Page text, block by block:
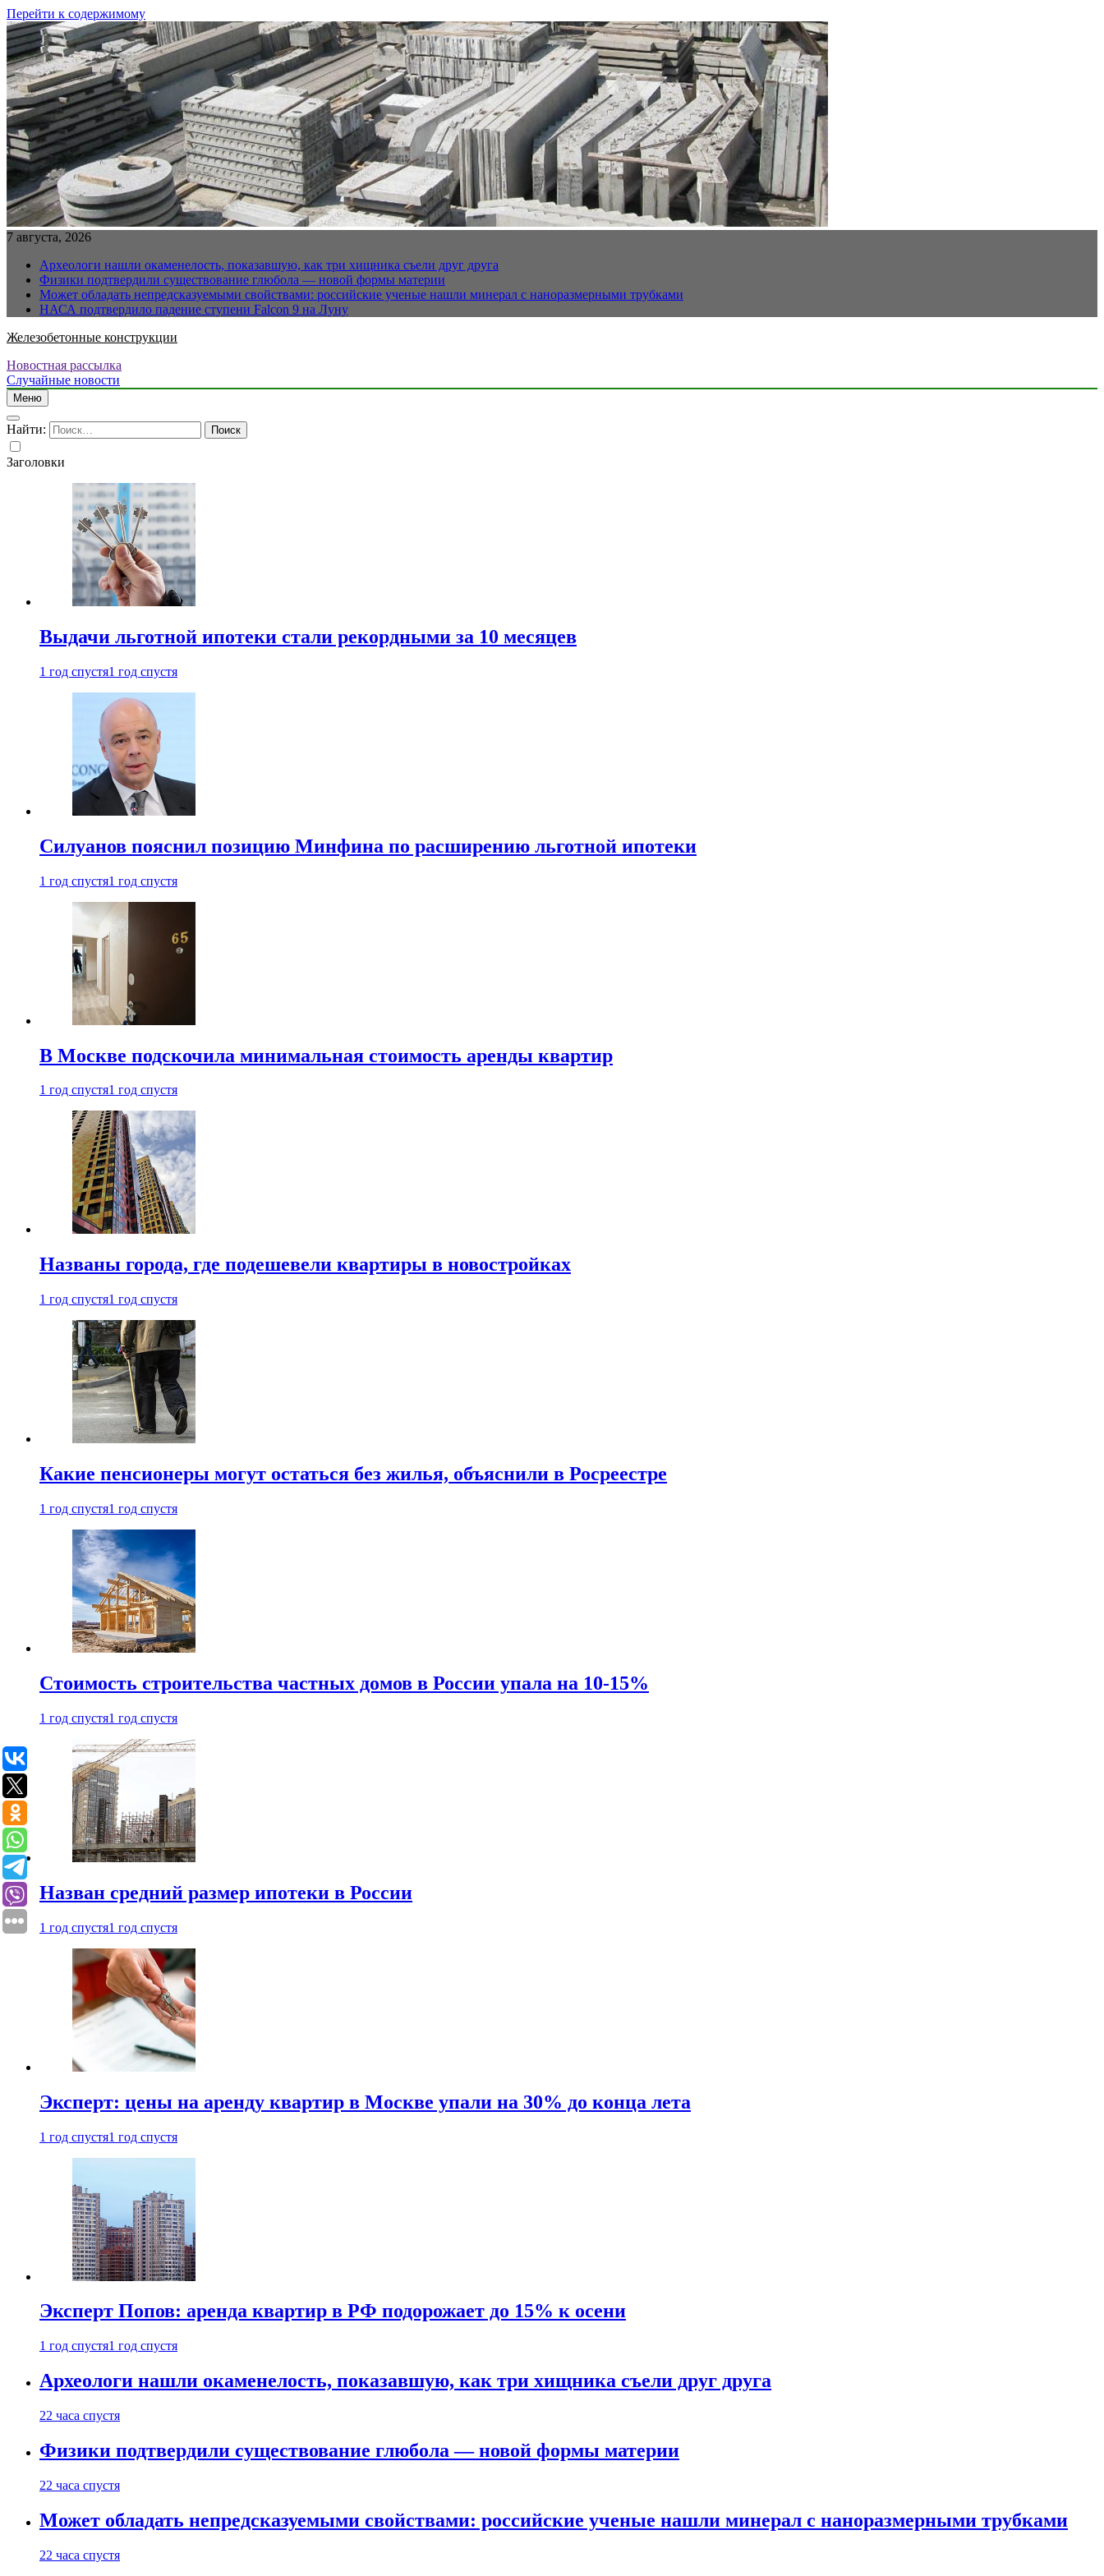
Перейти к содержимому
7 августа, 2026
Археологи нашли окаменелость, показавшую, как три хищника съели друг друга
Физики подтвердили существование глюбола — новой формы материи
Может обладать непредсказуемыми свойствами: российские ученые нашли минерал с наноразмерными трубками
НАСА подтвердило падение ступени Falcon 9 на Луну
Железобетонные конструкции
Новостная рассылка
Случайные новости
Меню
Найти:
Заголовки
Выдачи льготной ипотеки стали рекордными за 10 месяцев
1 год спустя1 год спустя
Силуанов пояснил позицию Минфина по расширению льготной ипотеки
1 год спустя1 год спустя
В Москве подскочила минимальная стоимость аренды квартир
1 год спустя1 год спустя
Названы города, где подешевели квартиры в новостройках
1 год спустя1 год спустя
Какие пенсионеры могут остаться без жилья, объяснили в Росреестре
1 год спустя1 год спустя
Стоимость строительства частных домов в России упала на 10-15%
1 год спустя1 год спустя
Назван средний размер ипотеки в России
1 год спустя1 год спустя
Эксперт: цены на аренду квартир в Москве упали на 30% до конца лета
1 год спустя1 год спустя
Эксперт Попов: аренда квартир в РФ подорожает до 15% к осени
1 год спустя1 год спустя
Археологи нашли окаменелость, показавшую, как три хищника съели друг друга
22 часа спустя
Физики подтвердили существование глюбола — новой формы материи
22 часа спустя
Может обладать непредсказуемыми свойствами: российские ученые нашли минерал с наноразмерными трубками
22 часа спустя